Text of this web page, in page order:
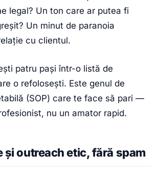
legal? Un ton care ar putea fi
Un minut de paranoia
cu clientul.
patru pași într-o listă de
o refolosești. Este genul de
(SOP) care te face să pari —
nu un amator rapid.
și outreach etic, fără spam